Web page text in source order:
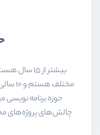
بیشتر از
حوزه برنامه
چالش‌های پروژه‌های